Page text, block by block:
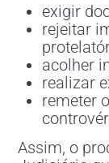
exigir
rejeitar
acolher
realizar
remeter
Assim, o